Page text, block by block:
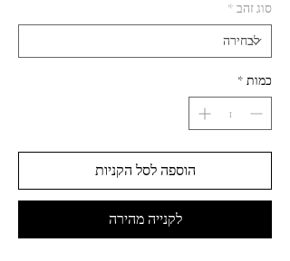
סוג זהב *
כמות *
הוספה לסל הקניות
לקנייה מהירה